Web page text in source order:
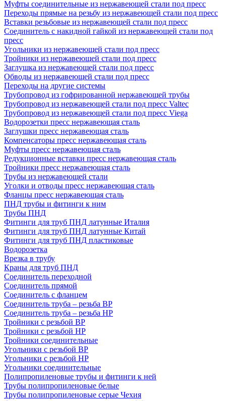
Муфты соединительные из нержавеющей стали под пресс
Переходы прямые на резьбу из нержавеющей стали под пресс
Вставки резьбовые из нержавеющей стали под пресс
Соединитель с накидной гайкой из нержавеющей стали под
пресс
Угольники из нержавеющей стали под пресс
Тройники из нержавеющей стали под пресс
Заглушка из нержавеющей стали под пресс
Обводы из нержавеющей стали под пресс
Переходы на другие системы
Трубопровод из гофрированной нержавеющей трубы
Трубопровод из нержавеющей стали под пресс Valtec
Трубопровод из нержавеющей стали под пресс Viega
Водорозетки пресс нержавеющая сталь
Заглушки пресс нержавеющая сталь
Компенсаторы пресс нержавеющая сталь
Муфты пресс нержавеющая сталь
Редукционные вставки пресс нержавеющая сталь
Тройники пресс нержавеющая сталь
Трубы из нержавеющей стали
Уголки и отводы пресс нержавеющая сталь
Фланцы пресс нержавеющая сталь
ПНД трубы и фитинги к ним
Трубы ПНД
Фитинги для труб ПНД латунные Италия
Фитинги для труб ПНД латунные Китай
Фитинги для труб ПНД пластиковые
Водорозетка
Врезка в трубу
Краны для труб ПНД
Соединитель переходной
Соединитель прямой
Соединитель с фланцем
Соединитель труба – резьба ВР
Соединитель труба – резьба НР
Тройники с резьбой ВР
Тройники с резьбой НР
Тройники соединительные
Угольники с резьбой ВР
Угольники с резьбой НР
Угольники соединительные
Полипропиленовые трубы и фитинги к ней
Трубы полипропиленовые белые
Трубы полипропиленовые серые Чехия